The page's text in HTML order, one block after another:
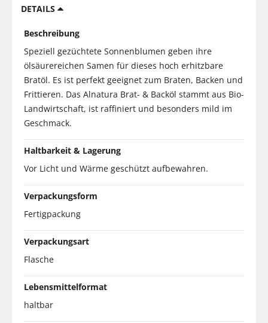
DETAILS
Beschreibung
Speziell gezüchtete Sonnenblumen geben ihre
ölsäurereichen Samen für dieses hoch erhitzbare
Bratöl. Es ist perfekt geeignet zum Braten, Backen und
Frittieren. Das Alnatura Brat- & Backöl stammt aus Bio-
Landwirtschaft, ist raffiniert und besonders mild im
Geschmack.
Haltbarkeit & Lagerung
Vor Licht und Wärme geschützt aufbewahren.
Verpackungsform
Fertigpackung
Verpackungsart
Flasche
Lebensmittelformat
haltbar